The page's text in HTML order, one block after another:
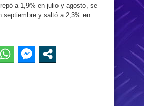
a 1,9% en julio y agosto, se
septiembre y saltó a 2,3% en